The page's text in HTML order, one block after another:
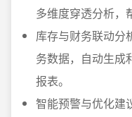
多维度穿透分析，
库存与财务联动分
务数据，自动生成
报表。
智能预警与优化建